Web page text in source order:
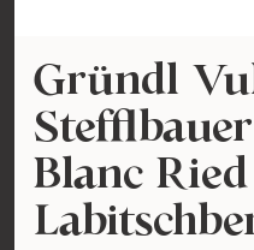
Gründl
Blanc Ried